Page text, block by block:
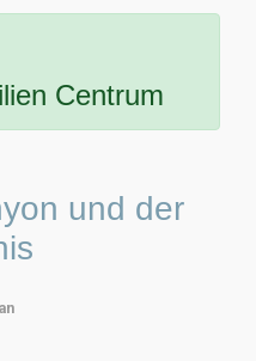
Centrum
und der